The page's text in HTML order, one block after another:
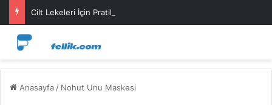
Cilt Lekeleri İçin Pratik Maske Önerileri
Anasayfa / Nohut Unu Maskesi